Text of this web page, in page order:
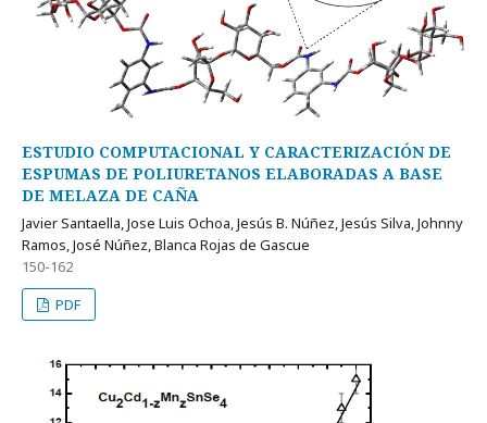
ESTUDIO COMPUTACIONAL Y CARACTERIZACIÓN DE
ESPUMAS DE POLIURETANOS ELABORADAS A BASE
DE MELAZA DE CAÑA
Javier Santaella, Jose Luis Ochoa, Jesús B. Núñez, Jesús Silva, Johnny
Ramos, José Núñez, Blanca Rojas de Gascue
150-162
PDF